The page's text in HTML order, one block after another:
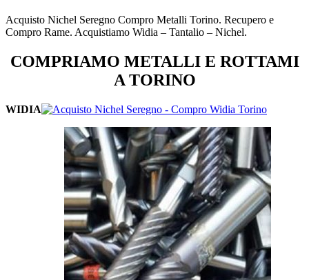
Acquisto Nichel Seregno Compro Metalli Torino. Recupero e
Compro Rame. Acquistiamo Widia – Tantalio – Nichel.
COMPRIAMO METALLI E ROTTAMI
A TORINO
WIDIA